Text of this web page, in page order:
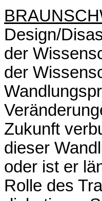
Design/
der
der
Zukunft
dieser
oder ist er
Rolle des